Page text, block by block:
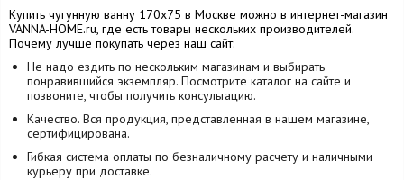
Купить чугунную ванну 170х75 в Москве можно в интернет-магазин
VANNA-HOME.ru, где есть товары нескольких производителей.
Почему лучше покупать через наш сайт:
Не надо ездить по нескольким магазинам и выбирать
понравившийся экземпляр. Посмотрите каталог на сайте и
позвоните, чтобы получить консультацию.
Качество. Вся продукция, представленная в нашем магазине,
сертифицирована.
Гибкая система оплаты по безналичному расчету и наличными
курьеру при доставке.